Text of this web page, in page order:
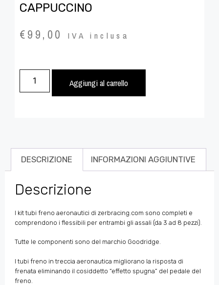
CAPPUCCINO
€99,00 IVA inclusa
Aggiungi al carrello
DESCRIZIONE INFORMAZIONI AGGIUNTIVE
Descrizione
I kit tubi freno aeronautici di zerbracing.com sono completi e
comprendono i flessibili per entrambi gli assali (da 3 ad 8 pezzi).
Tutte le componenti sono del marchio Goodridge.
I tubi freno in treccia aeronautica migliorano la risposta di
frenata eliminando il cosiddetto “effetto spugna” del pedale del
freno.